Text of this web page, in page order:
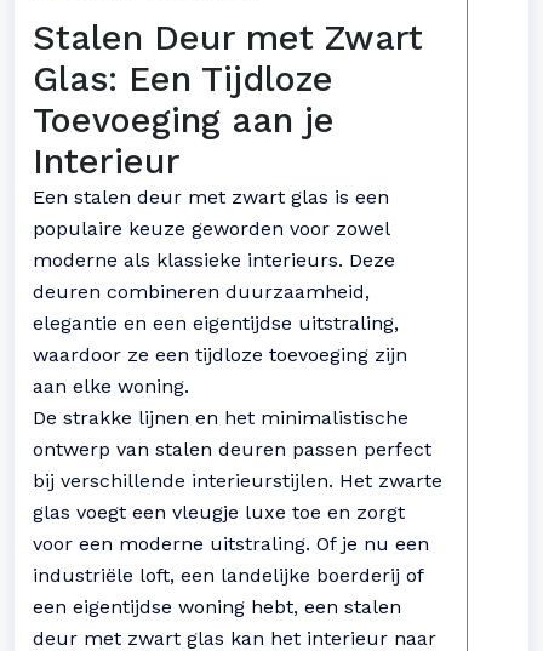
Stalen Deur met Zwart
Glas: Een Tijdloze
Toevoeging aan je
Interieur
Een stalen deur met zwart glas is een
populaire keuze geworden voor zowel
moderne als klassieke interieurs. Deze
deuren combineren duurzaamheid,
elegantie en een eigentijdse uitstraling,
waardoor ze een tijdloze toevoeging zijn
aan elke woning.
De strakke lijnen en het minimalistische
ontwerp van stalen deuren passen perfect
bij verschillende interieurstijlen. Het zwarte
glas voegt een vleugje luxe toe en zorgt
voor een moderne uitstraling. Of je nu een
industriële loft, een landelijke boerderij of
een eigentijdse woning hebt, een stalen
deur met zwart glas kan het interieur naar